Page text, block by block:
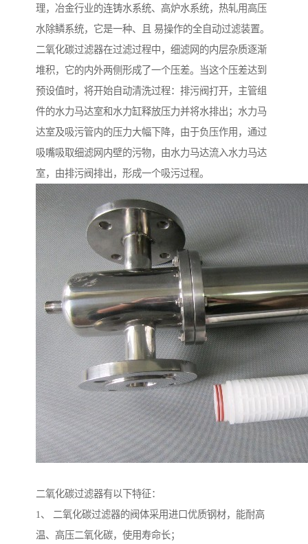
理，冶金行业的连铸水系统、高炉水系统，热轧用高压
水除鳞系统，它是一种、且 易操作的全自动过滤装置。
二氧化碳过滤器在过滤过程中，细滤网的内层杂质逐渐
堆积，它的内外两侧形成了一个压差。当这个压差达到
预设值时，将开始自动清洗过程：排污阀打开，主管组
件的水力马达室和水力缸释放压力并将水排出；水力马
达室及吸污管内的压力大幅下降，由于负压作用，通过
吸嘴吸取细滤网内壁的污物，由水力马达流入水力马达
室，由排污阀排出，形成一个吸污过程。
二氧化碳过滤器有以下特征：
1、 二氧化碳过滤器的阀体采用进口优质钢材，能耐高
温、高压二氧化碳，使用寿命长；